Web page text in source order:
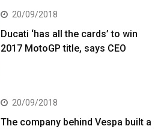
20/09/2018
Ducati ‘has all the cards’ to win
2017 MotoGP title, says CEO
20/09/2018
The company behind Vespa built a